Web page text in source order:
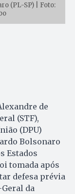
(PL-SP) | Foto:
de
(STF),
(DPU)
Bolsonaro
Estados
tomada após
defesa prévia
da